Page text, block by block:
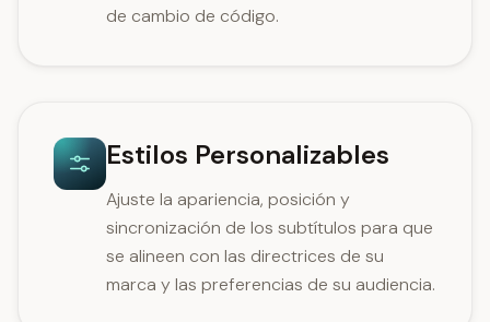
de cambio de código.
Estilos Personalizables
Ajuste la apariencia, posición y
sincronización de los subtítulos para que
se alineen con las directrices de su
marca y las preferencias de su audiencia.